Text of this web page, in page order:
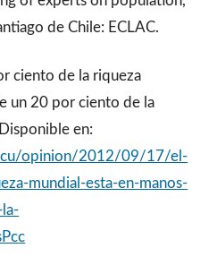
de Chile: ECLAC.
ciento de la riqueza
un 20 por ciento de la
en:
opinion/2012/09/17/el-
mundial-esta-en-manos-